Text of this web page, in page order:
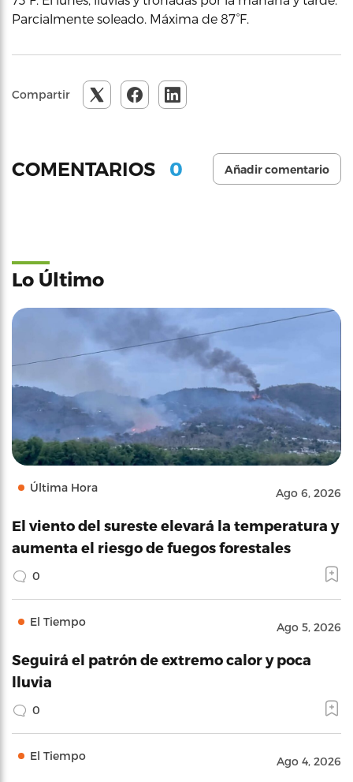
Parcialmente soleado. Máxima de 87°F.
Compartir
COMENTARIOS 0 Añadir comentario
Lo Último
Última Hora Ago 6, 2026
El viento del sureste elevará la temperatura y
aumenta el riesgo de fuegos forestales
0
El Tiempo Ago 5, 2026
Seguirá el patrón de extremo calor y poca
lluvia
0
El Tiempo Ago 4, 2026